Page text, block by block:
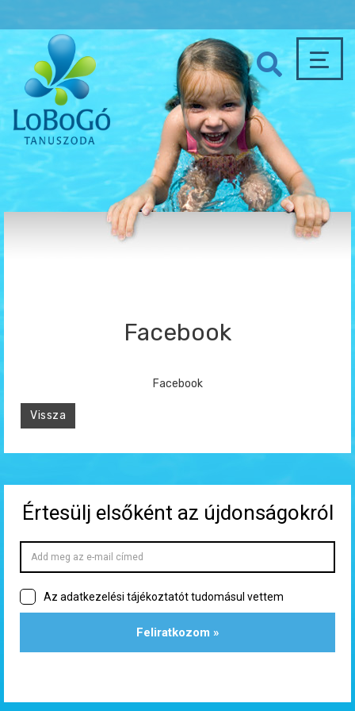
Facebook
Facebook
Vissza